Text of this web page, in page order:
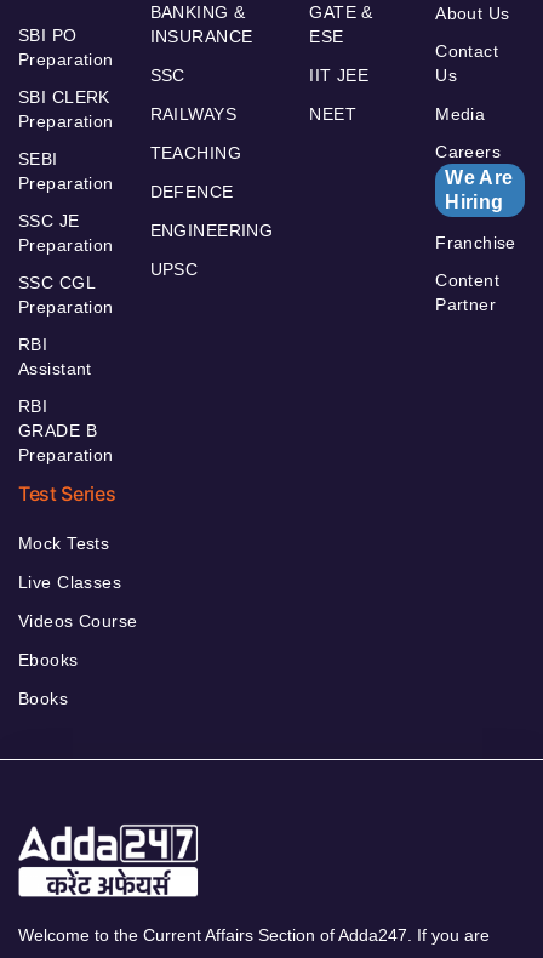
SBI PO
Preparation
SBI CLERK
Preparation
SEBI
Preparation
SSC JE
Preparation
SSC CGL
Preparation
RBI
Assistant
RBI
GRADE B
Preparation
BANKING &
INSURANCE
SSC
RAILWAYS
TEACHING
DEFENCE
ENGINEERING
UPSC
GATE &
ESE
IIT JEE
NEET
About Us
Contact
Us
Media
Careers
We Are
Hiring
Franchise
Content
Partner
Test Series
Mock Tests
Live Classes
Videos Course
Ebooks
Books
Welcome to the Current Affairs Section of Adda247. If you are